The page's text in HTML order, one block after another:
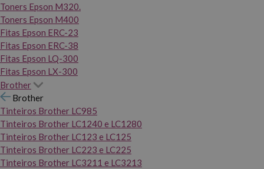
Toners Epson M320.
Toners Epson M400
Fitas Epson ERC-23
Fitas Epson ERC-38
Fitas Epson LQ-300
Fitas Epson LX-300
Brother
Brother
Tinteiros Brother LC985
Tinteiros Brother LC1240 e LC1280
Tinteiros Brother LC123 e LC125
Tinteiros Brother LC223 e LC225
Tinteiros Brother LC3211 e LC3213